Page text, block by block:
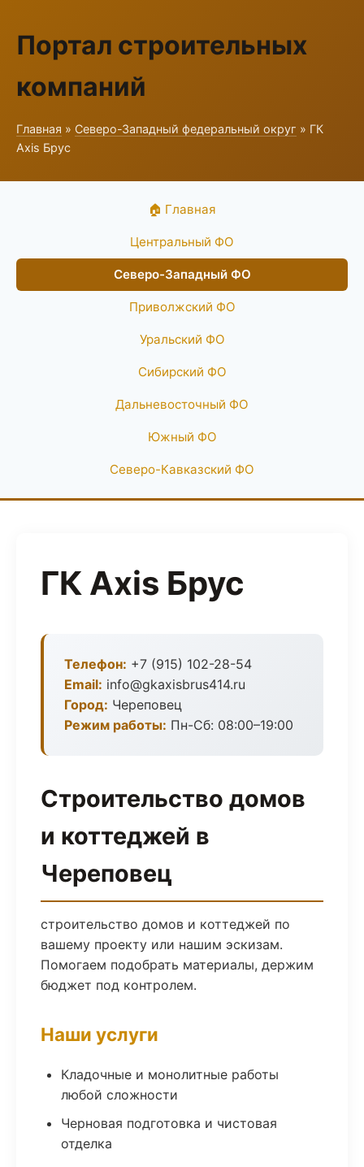
Портал строительных
компаний
Главная » Северо-Западный федеральный округ » ГК
Axis Брус
🏠 Главная
Центральный ФО
Северо-Западный ФО
Приволжский ФО
Уральский ФО
Сибирский ФО
Дальневосточный ФО
Южный ФО
Северо-Кавказский ФО
ГК Axis Брус
Телефон: +7 (915) 102-28-54
Email: info@gkaxisbrus414.ru
Город: Череповец
Режим работы: Пн-Сб: 08:00–19:00
Строительство домов
и коттеджей в
Череповец
строительство домов и коттеджей по
вашему проекту или нашим эскизам.
Помогаем подобрать материалы, держим
бюджет под контролем.
Наши услуги
Кладочные и монолитные работы
любой сложности
Черновая подготовка и чистовая
отделка